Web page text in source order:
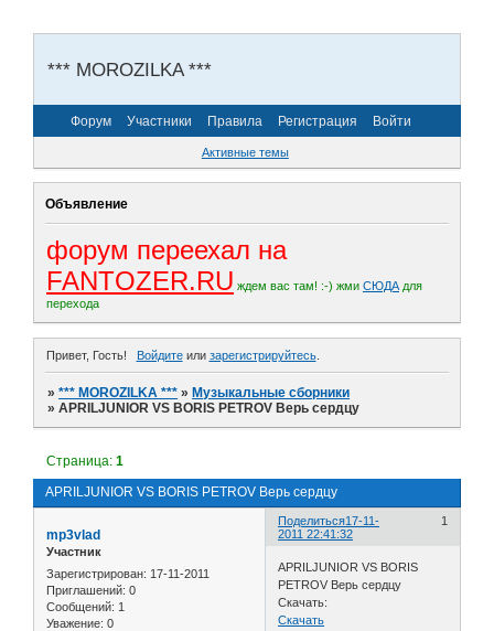
*** MOROZILKA ***
Форум Участники Правила Регистрация Войти
Активные темы
Объявление
форум переехал на
FANTOZER.RU ждем вас там! :-) жми СЮДА для
перехода
Привет, Гость! Войдитеили зарегистрируйтесь.
»*** MOROZILKA *** » Музыкальные сборники
»APRILJUNIOR VS BORIS PETROV Верь сердцу
APRILJUNIOR VS BORIS PETROV Верь сердцу
Страница:1
Поделиться 1
17-11-
2011 22:41:32
mp3vlad
Участник
Зарегистрирован: 17-11-2011
Приглашений: 0
Сообщений: 1
Уважение: 0
APRILJUNIOR VS BORIS
PETROV Верь сердцу
Скачать:
Скачать